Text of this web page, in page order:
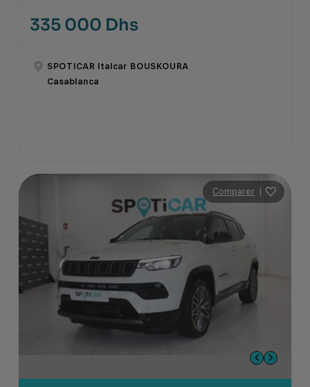
335 000 Dhs
SPOTICAR Italcar BOUSKOURA
Casablanca
Comparer |